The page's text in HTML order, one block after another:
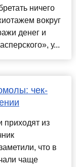
ничего
вокруг
денег и
у...
чек-
приходят из
что в
чаще